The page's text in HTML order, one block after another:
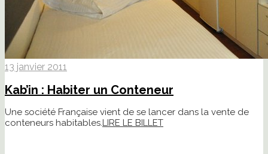
13 janvier 2011
Kab’in : Habiter un Conteneur
Une société Française vient de se lancer dans la vente de
conteneurs habitables.LIRE LE BILLET